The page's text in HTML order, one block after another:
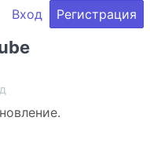
Вход Регистрация